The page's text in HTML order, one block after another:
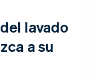
lavado
a su